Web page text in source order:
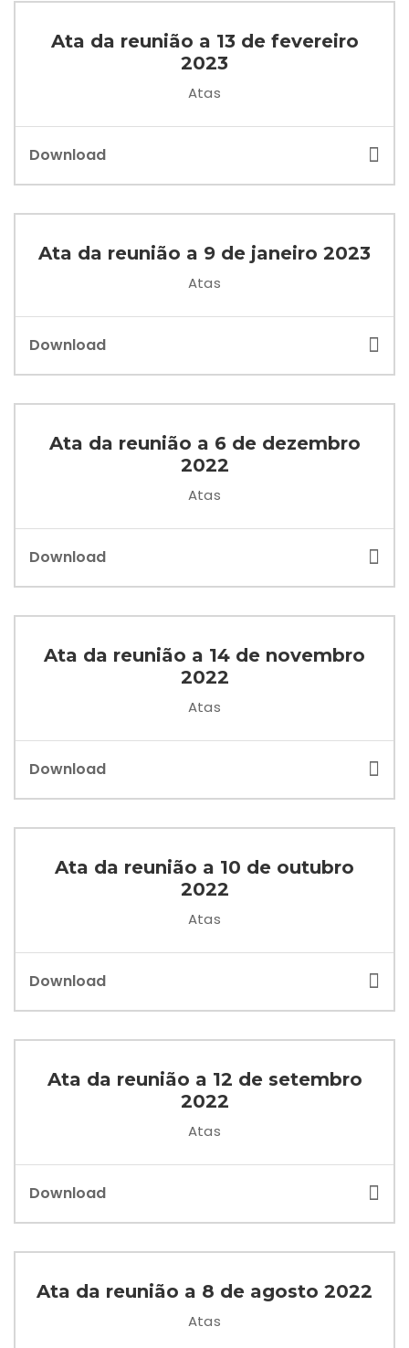
Ata da reunião a 13 de fevereiro
2023
Atas
Download
Ata da reunião a 9 de janeiro 2023
Atas
Download
Ata da reunião a 6 de dezembro
2022
Atas
Download
Ata da reunião a 14 de novembro
2022
Atas
Download
Ata da reunião a 10 de outubro
2022
Atas
Download
Ata da reunião a 12 de setembro
2022
Atas
Download
Ata da reunião a 8 de agosto 2022
Atas